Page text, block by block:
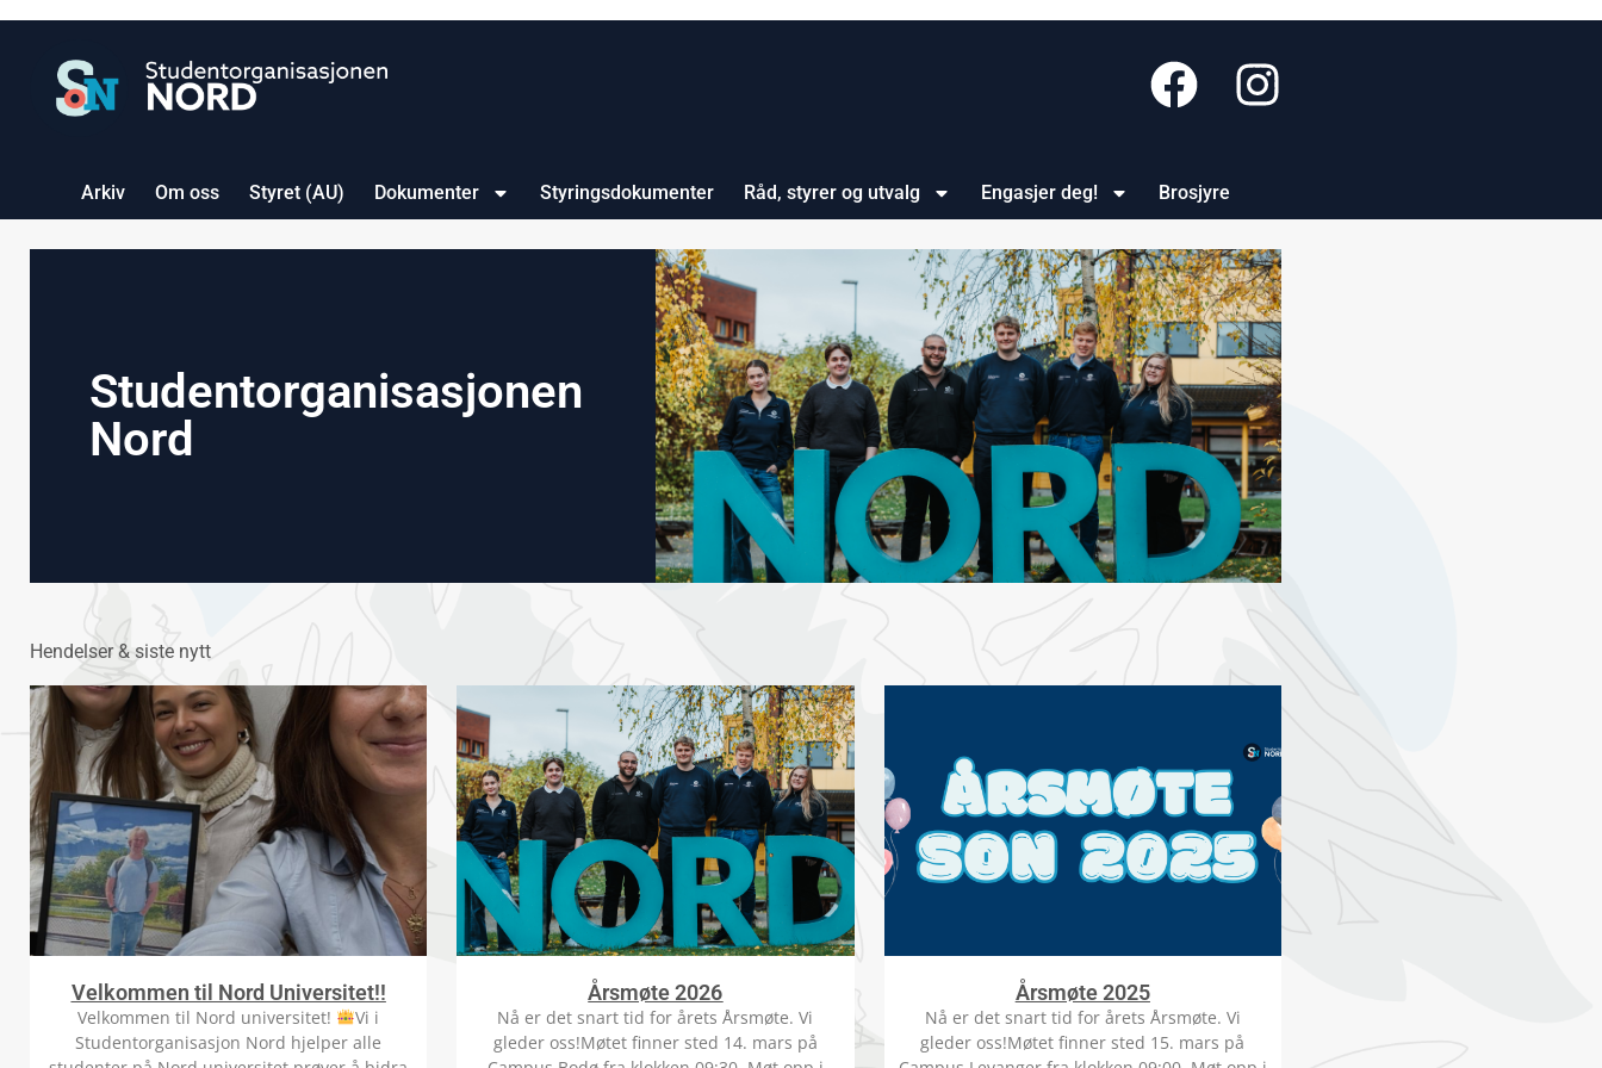
Arkiv Om oss Styret (AU) Dokumenter Styringsdokumenter Råd, styrer og utvalg Engasjer deg! Brosjyre
Studentorganisasjonen
Nord
Hendelser & siste nytt
Velkommen til Nord Universitet!!
Velkommen til Nord universitet!
Vi i
Studentorganisasjon Nord hjelper alle
studenter på Nord universitet prøver å bidra
Årsmøte 2026
Nå er det snart tid for årets Årsmøte. Vi
gleder oss!Møtet finner sted 14. mars på
Campus Bodø fra klokken 09:30. Møt opp i
Årsmøte 2025
Nå er det snart tid for årets Årsmøte. Vi
gleder oss!Møtet finner sted 15. mars på
Campus Levanger fra klokken 09:00. Møt opp i